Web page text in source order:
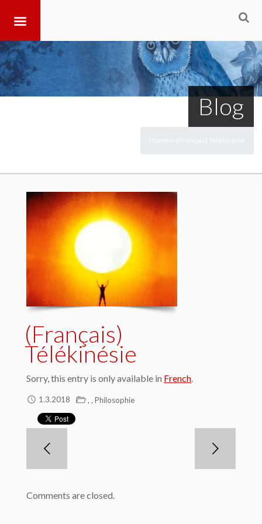
Blog
(Français)
Télékinésie
Sorry, this entry is only available in French.
1.3.2018 , , Philosophie
Comments are closed.